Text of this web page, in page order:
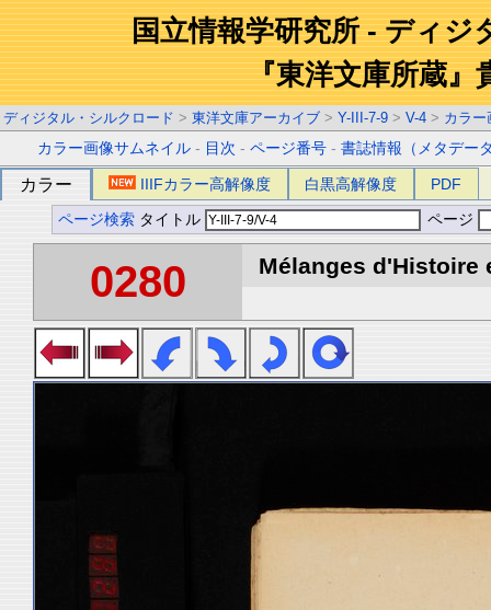
国立情報学研究所 - ディジ
『東洋文庫所蔵』
ディジタル・シルクロード > 東洋文庫アーカイブ > Y-III-7-9 > V-4 > カラー
カラー画像サムネイル - 目次 -ページ番号 -書誌情報（メタデー
カラー IIIFカラー高解像度 白黒高解像度 PDF
ページ検索 タイトル ページ
0280 Mélanges d'Histoire